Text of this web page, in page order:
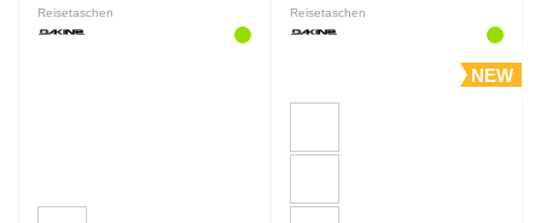
Reisetaschen Reisetaschen
NEW